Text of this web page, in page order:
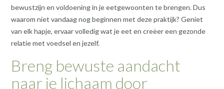
bewustzijn en voldoening in je eetgewoonten te brengen. Dus
waarom niet vandaag nog beginnen met deze praktijk? Geniet
van elk hapje, ervaar volledig wat je eet en creëer een gezonde
relatie met voedsel en jezelf.
Breng bewuste aandacht
naar je lichaam door